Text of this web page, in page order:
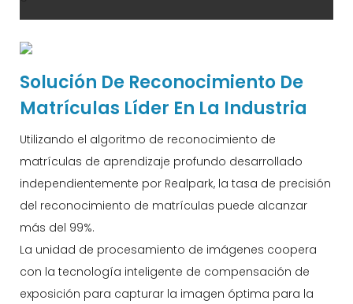
Solución De Reconocimiento De
Matrículas Líder En La Industria
Utilizando el algoritmo de reconocimiento de
matrículas de aprendizaje profundo desarrollado
independientemente por Realpark, la tasa de precisión
del reconocimiento de matrículas puede alcanzar
más del 99%.
La unidad de procesamiento de imágenes coopera
con la tecnología inteligente de compensación de
exposición para capturar la imagen óptima para la